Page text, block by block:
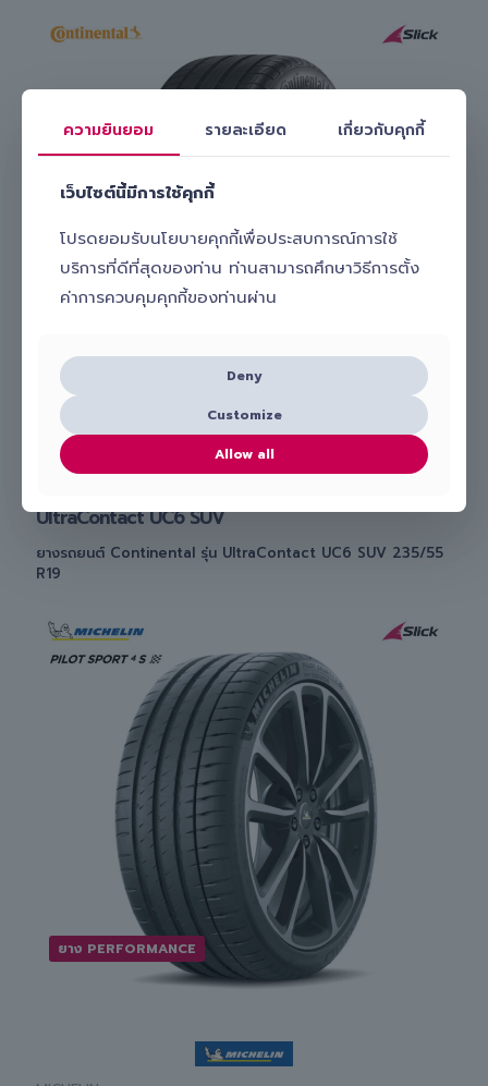
ยางนุ่มเงียบ
UltraContact UC6 SUV
ยางรถยนต์ Continental รุ่น UltraContact UC6 SUV 235/55
R19
ยาง PERFORMANCE
ความยินยอม รายละเอียด เกี่ยวกับคุกกี้
เว็บไซต์นี้มีการใช้คุกกี้
โปรดยอมรับนโยบายคุกกี้เพื่อประสบการณ์การใช้
บริการที่ดีที่สุดของท่าน ท่านสามารถศึกษาวิธีการตั้ง
ค่าการควบคุมคุกกี้ของท่านผ่าน
Deny
Customize
Allow all